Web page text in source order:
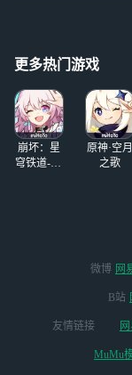
个游戏
号，
球上线
赛季”
赛季，
带来 12
法、装
制、智
等核心
家与全
户端，
《暗黑
解决了
限制问
更多热门游戏
崩坏：星
穹铁道-4.4
原神·空月
之歌
微博 网
B站
友情链接
MuMu